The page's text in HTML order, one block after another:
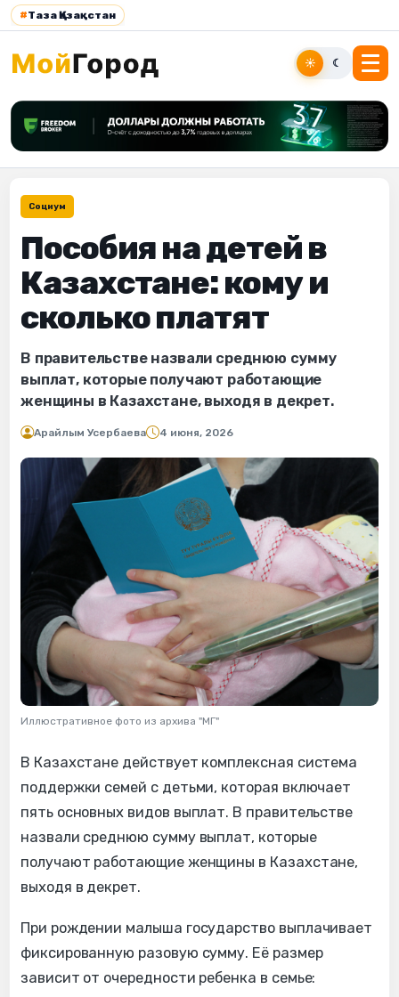
#Таза Қазақстан
☀ ☾
Социум
Пособия на детей в
Казахстане: кому и
сколько платят
В правительстве назвали среднюю сумму
выплат, которые получают работающие
женщины в Казахстане, выходя в декрет.
Арайлым Усербаева 4 июня, 2026
Иллюстративное фото из архива "МГ"
В Казахстане действует комплексная система
поддержки семей с детьми, которая включает
пять основных видов выплат. В правительстве
назвали среднюю сумму выплат, которые
получают работающие женщины в Казахстане,
выходя в декрет.
При рождении малыша государство выплачивает
фиксированную разовую сумму. Её размер
зависит от очередности ребенка в семье: